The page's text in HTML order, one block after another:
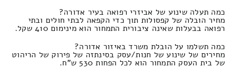
כמה תעלה שינוע של אביזרי רפואה בעיר אדורה?
מחיר הובלה של קפסולות תוך כדי הקפאה לבתי חולים ובתי
רפואה בבעלות שאינה ציבורית התמחור הוא מינימום 410 שקל.
כמה תשלמו על הובלת משרד באיזור אדורה?
מחירים של שינוע של חנות/עסק בסינתזה של פירוק של הריהוט
של בית העסק התמחור הוא לכל הפחות 530 ש"ח.